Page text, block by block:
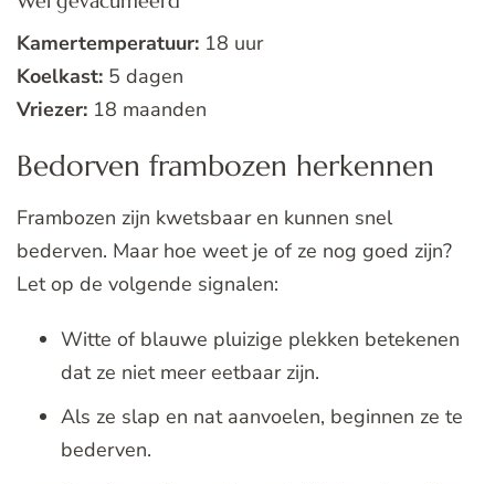
Kamertemperatuur: 18 uur
Koelkast: 5 dagen
Vriezer: 18 maanden
Bedorven frambozen herkennen
Frambozen zijn kwetsbaar en kunnen snel
bederven. Maar hoe weet je of ze nog goed zijn?
Let op de volgende signalen:
Witte of blauwe pluizige plekken betekenen
dat ze niet meer eetbaar zijn.
Als ze slap en nat aanvoelen, beginnen ze te
bederven.